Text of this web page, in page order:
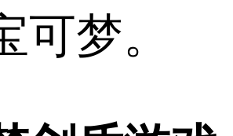
可梦。